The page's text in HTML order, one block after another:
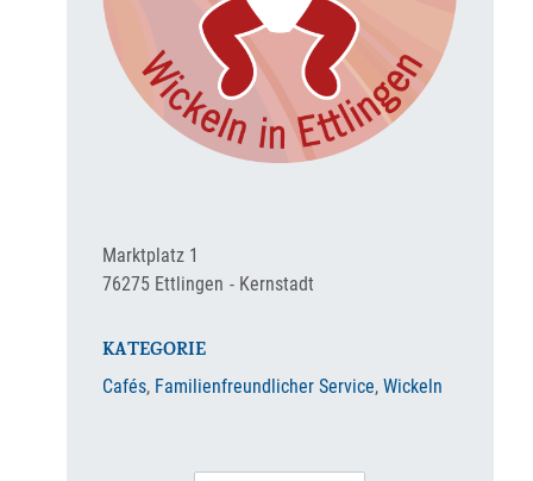
Kernstadt
Marktplatz 1
76275 Ettlingen
KATEGORIE
Cafés, Familienfreundlicher Service, Wickeln